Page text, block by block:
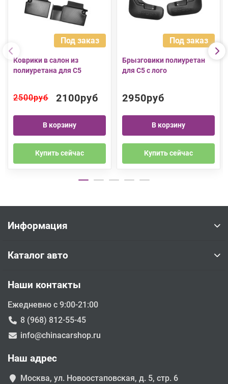
Под заказ
Коврики в салон из
полиуретана для C5
2500руб 2100руб
В корзину
Купить сейчас
Под заказ
Брызговики полиуретан
для C5 с лого
2950руб
В корзину
Купить сейчас
Информация
Каталог авто
Наши контакты
Ежедневно с 9:00-21:00
8 (968) 812-55-45
info@chinacarshop.ru
Наш адрес
Москва, ул. Новоостаповская, д. 5, стр. 6